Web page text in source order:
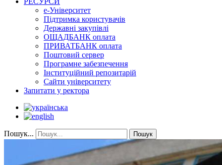
е-Університет
Підтримка користувачів
Державні закупівлі
ОЩАДБАНК оплата
ПРИВАТБАНК оплата
Поштовий сервер
Програмне забезпечення
Інституційний репозитарій
Сайти університету
Запитати у ректора
Пошук... Пошук